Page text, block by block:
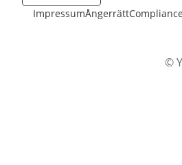
ImpressumÅngerrättCompliance
©